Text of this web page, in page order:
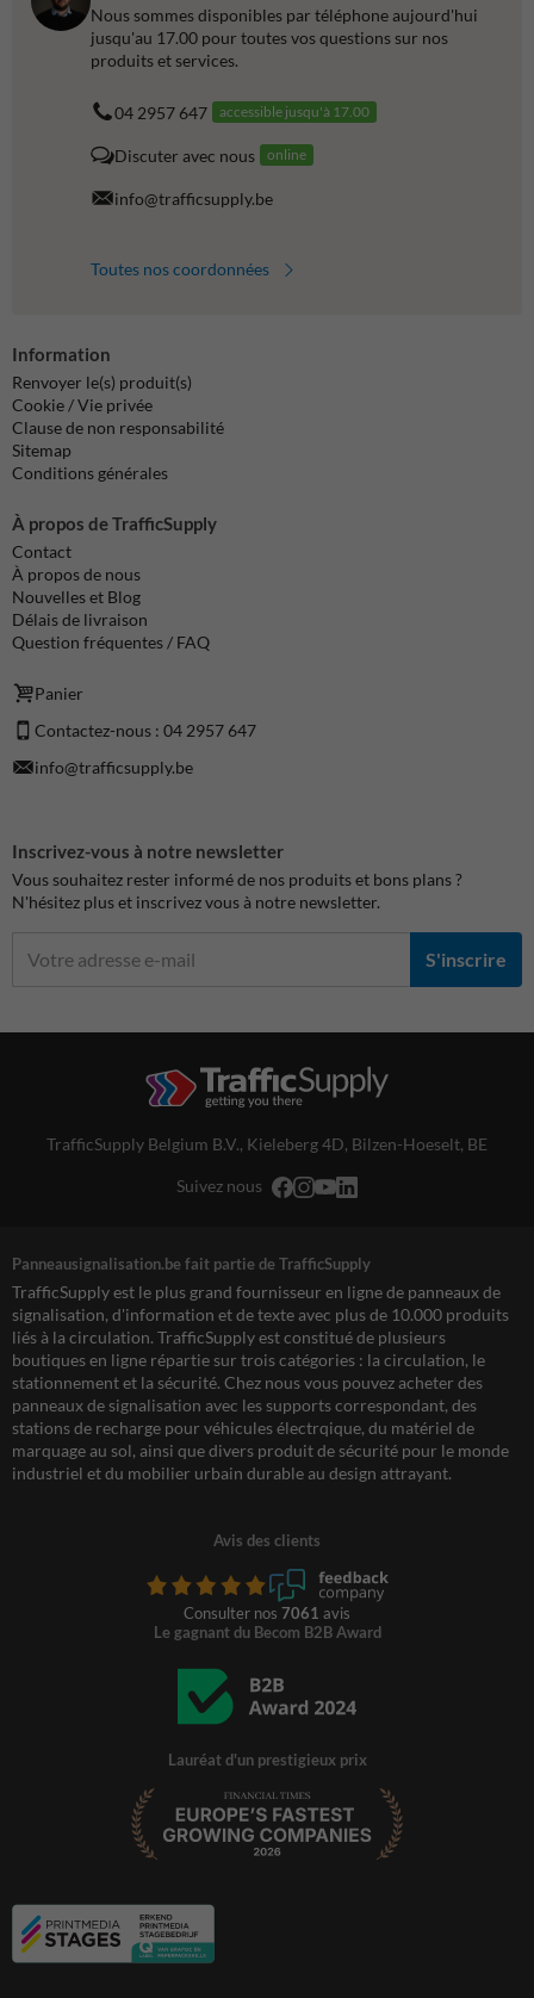
Nous sommes disponibles par téléphone aujourd'hui
jusqu'au 17.00 pour toutes vos questions sur nos
produits et services.
04 2957 647 accessible jusqu'à 17.00
Discuter avec nous online
info@trafficsupply.be
Toutes nos coordonnées
Information
Renvoyer le(s) produit(s)
Cookie / Vie privée
Clause de non responsabilité
Sitemap
Conditions générales
À propos de TrafficSupply
Contact
À propos de nous
Nouvelles et Blog
Délais de livraison
Question fréquentes / FAQ
Panier
Contactez-nous : 04 2957 647
info@trafficsupply.be
Inscrivez-vous à notre newsletter
Vous souhaitez rester informé de nos produits et bons plans ?
N'hésitez plus et inscrivez vous à notre newsletter.
S'inscrire
TrafficSupply Belgium B.V., Kieleberg 4D, Bilzen-Hoeselt, BE
Suivez nous
Panneausignalisation.be fait partie de TrafficSupply
TrafficSupply est le plus grand fournisseur en ligne de panneaux de
signalisation, d'information et de texte avec plus de 10.000 produits
liés à la circulation. TrafficSupply est constitué de plusieurs
boutiques en ligne répartie sur trois catégories : la circulation, le
stationnement et la sécurité. Chez nous vous pouvez acheter des
panneaux de signalisation avec les supports correspondant, des
stations de recharge pour véhicules électrqique, du matériel de
marquage au sol, ainsi que divers produit de sécurité pour le monde
industriel et du mobilier urbain durable au design attrayant.
Avis des clients
Consulter nos 7061 avis
Le gagnant du Becom B2B Award
Lauréat d'un prestigieux prix